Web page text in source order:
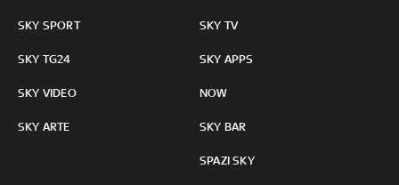
SKY SPORT
SKY TG24
SKY VIDEO
SKY ARTE
SKY TV
SKY APPS
NOW
SKY BAR
SPAZI SKY